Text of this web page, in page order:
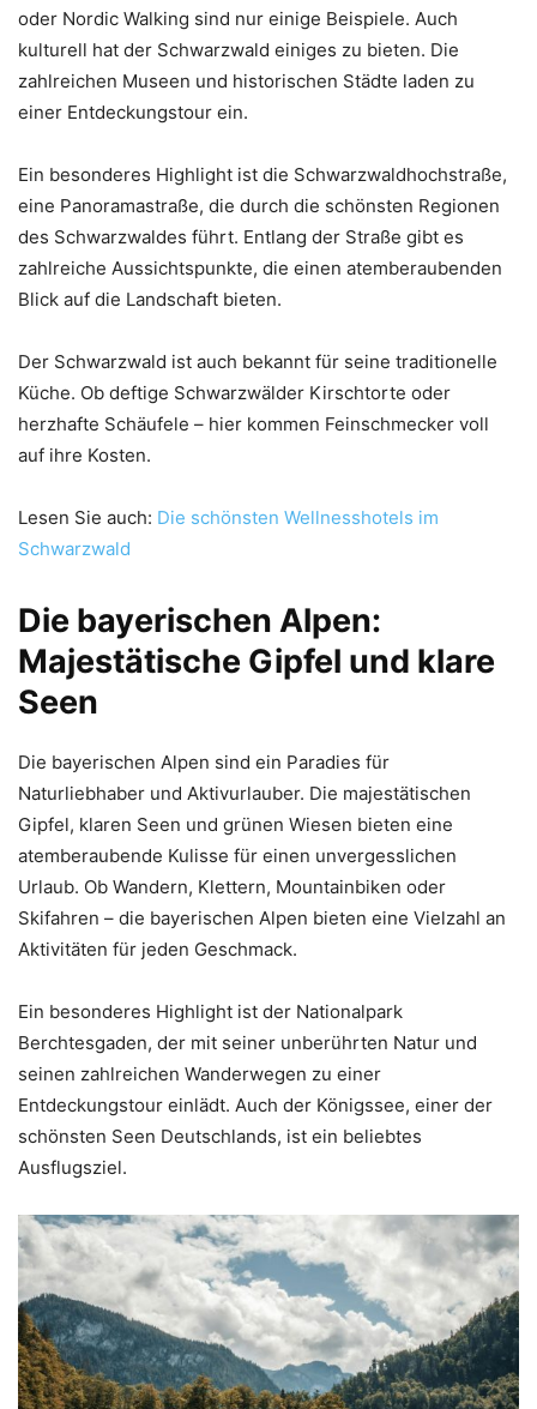
oder Nordic Walking sind nur einige Beispiele. Auch
kulturell hat der Schwarzwald einiges zu bieten. Die
zahlreichen Museen und historischen Städte laden zu
einer Entdeckungstour ein.
Ein besonderes Highlight ist die Schwarzwaldhochstraße,
eine Panoramastraße, die durch die schönsten Regionen
des Schwarzwaldes führt. Entlang der Straße gibt es
zahlreiche Aussichtspunkte, die einen atemberaubenden
Blick auf die Landschaft bieten.
Der Schwarzwald ist auch bekannt für seine traditionelle
Küche. Ob deftige Schwarzwälder Kirschtorte oder
herzhafte Schäufele – hier kommen Feinschmecker voll
auf ihre Kosten.
Lesen Sie auch: Die schönsten Wellnesshotels im
Schwarzwald
Die bayerischen Alpen:
Majestätische Gipfel und klare
Seen
Die bayerischen Alpen sind ein Paradies für
Naturliebhaber und Aktivurlauber. Die majestätischen
Gipfel, klaren Seen und grünen Wiesen bieten eine
atemberaubende Kulisse für einen unvergesslichen
Urlaub. Ob Wandern, Klettern, Mountainbiken oder
Skifahren – die bayerischen Alpen bieten eine Vielzahl an
Aktivitäten für jeden Geschmack.
Ein besonderes Highlight ist der Nationalpark
Berchtesgaden, der mit seiner unberührten Natur und
seinen zahlreichen Wanderwegen zu einer
Entdeckungstour einlädt. Auch der Königssee, einer der
schönsten Seen Deutschlands, ist ein beliebtes
Ausflugsziel.